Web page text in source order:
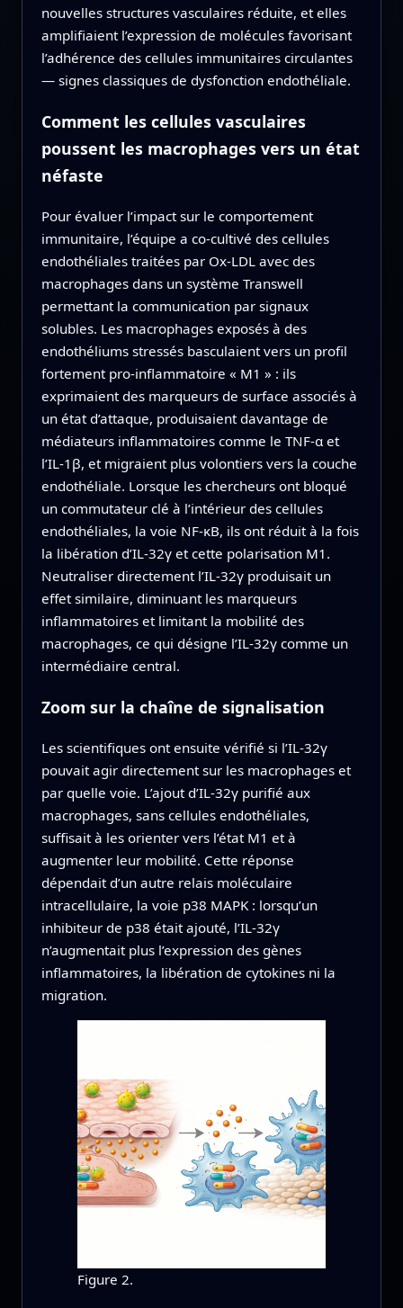
nouvelles structures vasculaires réduite, et elles
amplifiaient l’expression de molécules favorisant
l’adhérence des cellules immunitaires circulantes
— signes classiques de dysfonction endothéliale.
Comment les cellules vasculaires
poussent les macrophages vers un état
néfaste
Pour évaluer l’impact sur le comportement
immunitaire, l’équipe a co‑cultivé des cellules
endothéliales traitées par Ox‑LDL avec des
macrophages dans un système Transwell
permettant la communication par signaux
solubles. Les macrophages exposés à des
endothéliums stressés basculaient vers un profil
fortement pro‑inflammatoire « M1 » : ils
exprimaient des marqueurs de surface associés à
un état d’attaque, produisaient davantage de
médiateurs inflammatoires comme le TNF‑α et
l’IL‑1β, et migraient plus volontiers vers la couche
endothéliale. Lorsque les chercheurs ont bloqué
un commutateur clé à l’intérieur des cellules
endothéliales, la voie NF‑κB, ils ont réduit à la fois
la libération d’IL‑32γ et cette polarisation M1.
Neutraliser directement l’IL‑32γ produisait un
effet similaire, diminuant les marqueurs
inflammatoires et limitant la mobilité des
macrophages, ce qui désigne l’IL‑32γ comme un
intermédiaire central.
Zoom sur la chaîne de signalisation
Les scientifiques ont ensuite vérifié si l’IL‑32γ
pouvait agir directement sur les macrophages et
par quelle voie. L’ajout d’IL‑32γ purifié aux
macrophages, sans cellules endothéliales,
suffisait à les orienter vers l’état M1 et à
augmenter leur mobilité. Cette réponse
dépendait d’un autre relais moléculaire
intracellulaire, la voie p38 MAPK : lorsqu’un
inhibiteur de p38 était ajouté, l’IL‑32γ
n’augmentait plus l’expression des gènes
inflammatoires, la libération de cytokines ni la
migration.
Figure 2.